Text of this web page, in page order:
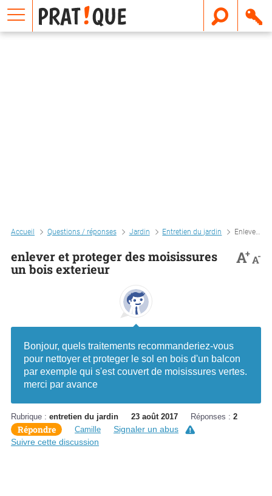
Accueil Questions / réponses Jardin Entretien du jardin Enlever et proteger des moisissures un bois exterieur
enlever et proteger des moisissures
un bois exterieur
A+A-
Bonjour, quels traitements recommanderiez-vous
pour nettoyer et proteger le sol en bois d'un balcon
par exemple qui s'est couvert de moisissures vertes.
merci par avance
Rubrique : entretien du jardin 23 août 2017 Réponses : 2
Répondre Camille
Signaler un abus
Suivre cette discussion
E
m
a